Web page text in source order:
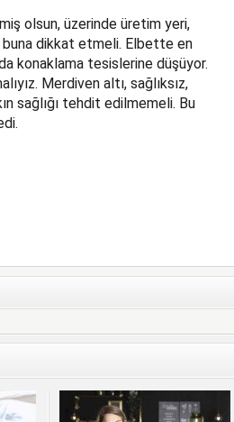
olsun, üzerinde üretim yeri,
buna dikkat etmeli. Elbette en
konaklama tesislerine düşüyor.
Merdiven altı, sağlıksız,
sağlığı tehdit edilmemeli. Bu